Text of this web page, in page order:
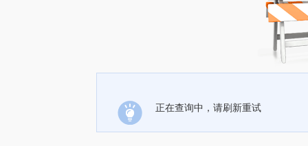
正在查询中，请刷新重试